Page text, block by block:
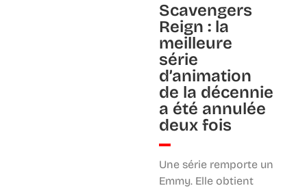
Scavengers
Reign : la
meilleure
série
d’animation
de la décennie
a été annulée
deux fois
Une série remporte un
Emmy. Elle obtient